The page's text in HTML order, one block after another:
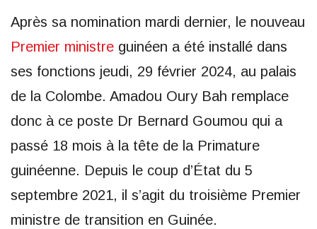
Après sa nomination mardi dernier, le nouveau
Premier ministre guinéen a été installé dans
ses fonctions jeudi, 29 février 2024, au palais
de la Colombe. Amadou Oury Bah remplace
donc à ce poste Dr Bernard Goumou qui a
passé 18 mois à la tête de la Primature
guinéenne. Depuis le coup d’État du 5
septembre 2021, il s’agit du troisième Premier
ministre de transition en Guinée.